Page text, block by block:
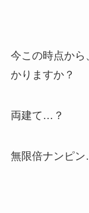
今この時点から
かりますか？
両建て…？
無限倍ナンピ